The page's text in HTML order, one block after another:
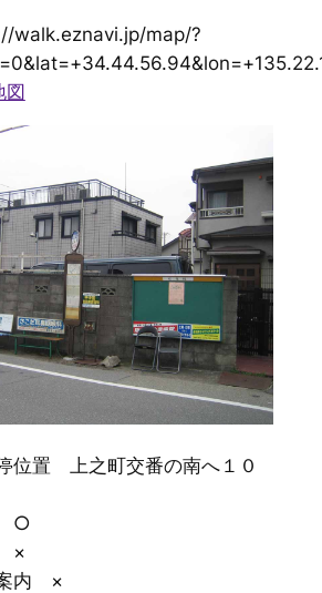
walk.eznavi.jp/map/?
図
位置 上之町交番の南へ１０
○
×
案内 ×